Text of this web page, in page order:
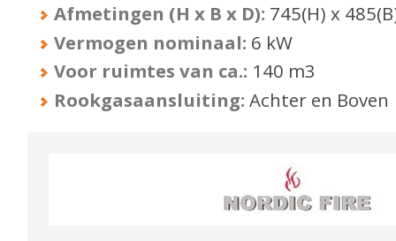
Afmetingen (H x B x D): 745(H) x 485
Vermogen nominaal: 6 kW
Voor ruimtes van ca.: 140 m3
Rookgasaansluiting: Achter en Boven